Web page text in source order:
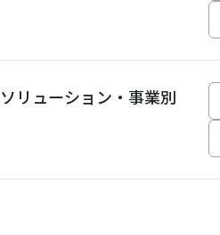
ソリューション・事業別